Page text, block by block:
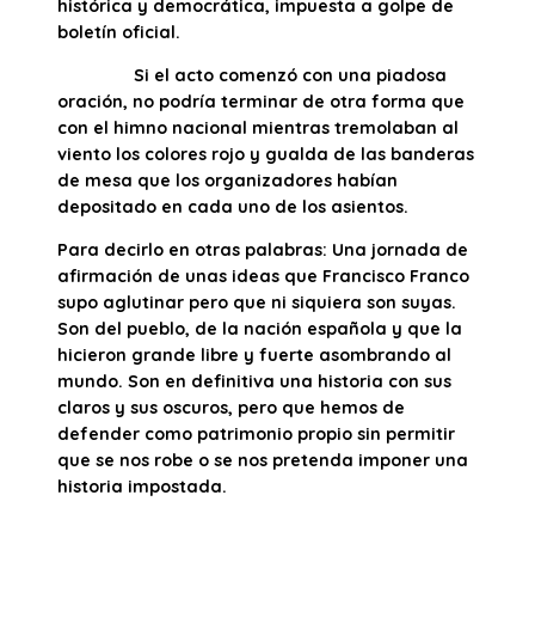
histórica y democrática, impuesta a golpe de
boletín oficial.
Si el acto comenzó con una piadosa
oración, no podría terminar de otra forma que
con el himno nacional mientras tremolaban al
viento los colores rojo y gualda de las banderas
de mesa que los organizadores habían
depositado en cada uno de los asientos.
Para decirlo en otras palabras: Una jornada de
afirmación de unas ideas que Francisco Franco
supo aglutinar pero que ni siquiera son suyas.
Son del pueblo, de la nación española y que la
hicieron grande libre y fuerte asombrando al
mundo. Son en definitiva una historia con sus
claros y sus oscuros, pero que hemos de
defender como patrimonio propio sin permitir
que se nos robe o se nos pretenda imponer una
historia impostada.